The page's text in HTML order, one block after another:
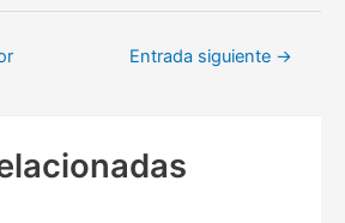
Entrada siguiente →